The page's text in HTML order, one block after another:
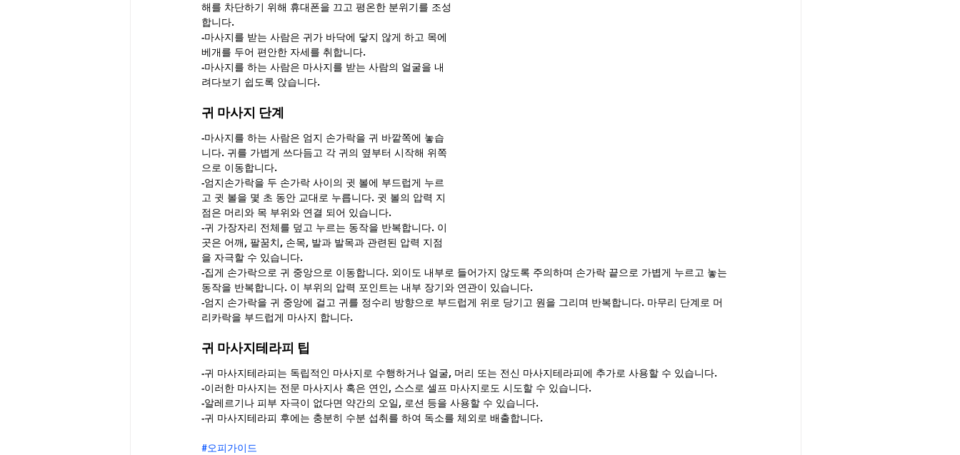
해를 차단하기 위해 휴대폰을 끄고 평온한 분위기를 조성
합니다.
-마사지를 받는 사람은 귀가 바닥에 닿지 않게 하고 목에
베개를 두어 편안한 자세를 취합니다.
-마사지를 하는 사람은 마사지를 받는 사람의 얼굴을 내
려다보기 쉽도록 앉습니다.
귀 마사지 단계
-마사지를 하는 사람은 엄지 손가락을 귀 바깥쪽에 놓습
니다. 귀를 가볍게 쓰다듬고 각 귀의 옆부터 시작해 위쪽
으로 이동합니다.
-엄지손가락을 두 손가락 사이의 귓 볼에 부드럽게 누르
고 귓 볼을 몇 초 동안 교대로 누릅니다. 귓 볼의 압력 지
점은 머리와 목 부위와 연결 되어 있습니다.
-귀 가장자리 전체를 덮고 누르는 동작을 반복합니다. 이
곳은 어깨, 팔꿈치, 손목, 발과 발목과 관련된 압력 지점
을 자극할 수 있습니다.
-집게 손가락으로 귀 중앙으로 이동합니다. 외이도 내부로 들어가지 않도록 주의하며 손가락 끝으로 가볍게 누르고 놓는
동작을 반복합니다. 이 부위의 압력 포인트는 내부 장기와 연관이 있습니다.
-엄지 손가락을 귀 중앙에 걸고 귀를 정수리 방향으로 부드럽게 위로 당기고 원을 그리며 반복합니다. 마무리 단계로 머
리카락을 부드럽게 마사지 합니다.
귀 마사지테라피 팁
-귀 마사지테라피는 독립적인 마사지로 수행하거나 얼굴, 머리 또는 전신 마사지테라피에 추가로 사용할 수 있습니다.
-이러한 마사지는 전문 마사지사 혹은 연인, 스스로 셀프 마사지로도 시도할 수 있습니다.
-알레르기나 피부 자극이 없다면 약간의 오일, 로션 등을 사용할 수 있습니다.
-귀 마사지테라피 후에는 충분히 수분 섭취를 하여 독소를 체외로 배출합니다.
#오피가이드